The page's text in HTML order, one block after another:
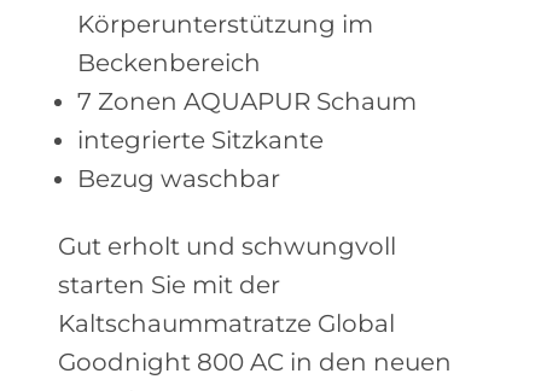
Körperunterstützung im
Beckenbereich
7 Zonen AQUAPUR Schaum
integrierte Sitzkante
Bezug waschbar
Gut erholt und schwungvoll
starten Sie mit der
Kaltschaummatratze Global
Goodnight 800 AC in den neuen